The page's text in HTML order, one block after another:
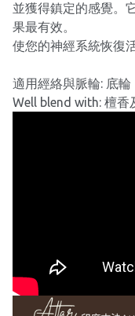
並獲得鎮定的感覺。
果最有效。
使您的神經系統恢復
適用經絡與脈輪: 底
Well blend with: 檀香